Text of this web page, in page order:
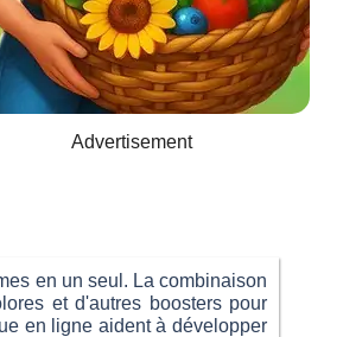
Advertisement
en un seul. La combinaison
et d'autres boosters pour
en ligne aident à développer